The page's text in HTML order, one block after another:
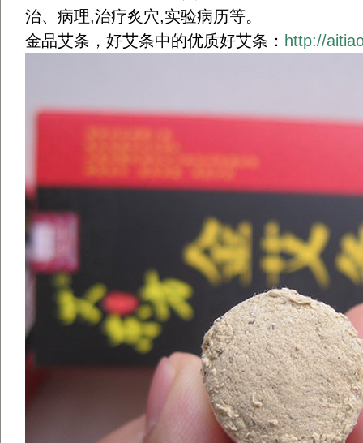
治、病理,治疗炙穴,实验病历等。
金品艾条，好艾条中的优质好艾条： http://